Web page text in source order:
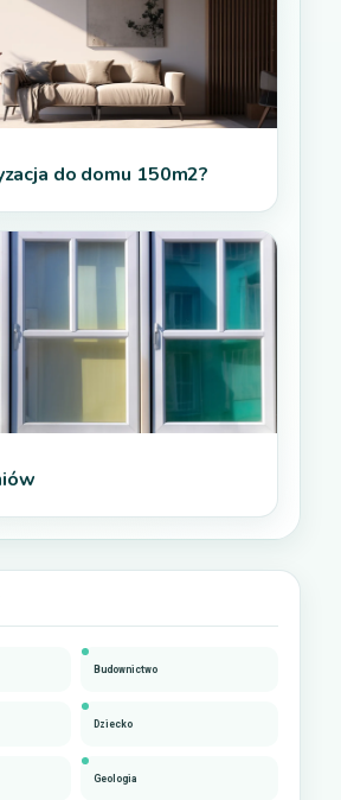
do domu 150m2?
Budownictwo
Dziecko
Geologia